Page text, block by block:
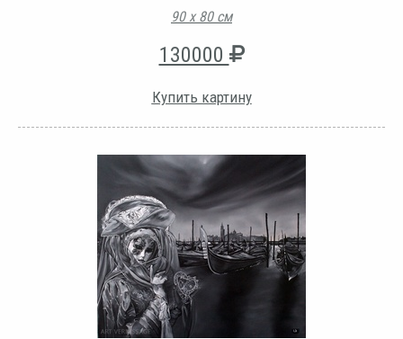
90 х 80 см
130000
Купить картину